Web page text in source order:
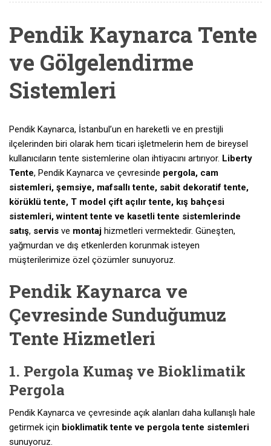
Pendik Kaynarca Tente
ve Gölgelendirme
Sistemleri
Pendik Kaynarca, İstanbul’un en hareketli ve en prestijli
ilçelerinden biri olarak hem ticari işletmelerin hem de bireysel
kullanıcıların tente sistemlerine olan ihtiyacını artırıyor. Liberty
Tente, Pendik Kaynarca ve çevresinde pergola, cam
sistemleri, şemsiye, mafsallı tente, sabit dekoratif tente,
körüklü tente, T model çift açılır tente, kış bahçesi
sistemleri, wintent tente ve kasetli tente sistemlerinde
satış, servis ve montaj hizmetleri vermektedir. Güneşten,
yağmurdan ve dış etkenlerden korunmak isteyen
müşterilerimize özel çözümler sunuyoruz.
Pendik Kaynarca ve
Çevresinde Sunduğumuz
Tente Hizmetleri
1. Pergola Kumaş ve Bioklimatik
Pergola
Pendik Kaynarca ve çevresinde açık alanları daha kullanışlı hale
getirmek için bioklimatik tente ve pergola tente sistemleri
sunuyoruz.